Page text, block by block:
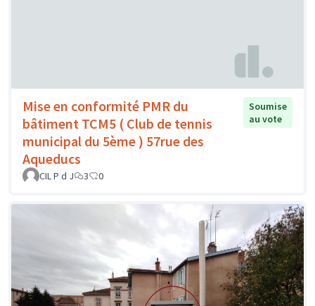
Mise en conformité PMR du
bâtiment TCM5 ( Club de tennis
municipal du 5ème ) 57rue des
Aqueducs
Soumise
au vote
CIL P d J 3 0